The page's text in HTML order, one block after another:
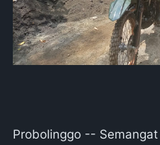
Probolinggo --